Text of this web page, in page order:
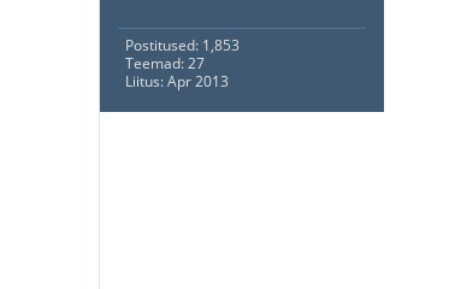
Postitused: 1,853
Teemad: 27
Liitus: Apr 2013